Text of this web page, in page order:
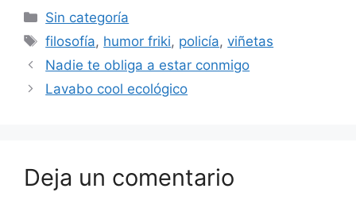
Categorías
Sin categoría
Etiquetas
filosofía, humor friki, policía,viñetas
Nadie te obliga a estar conmigo
Lavabo cool ecológico
Deja un comentario